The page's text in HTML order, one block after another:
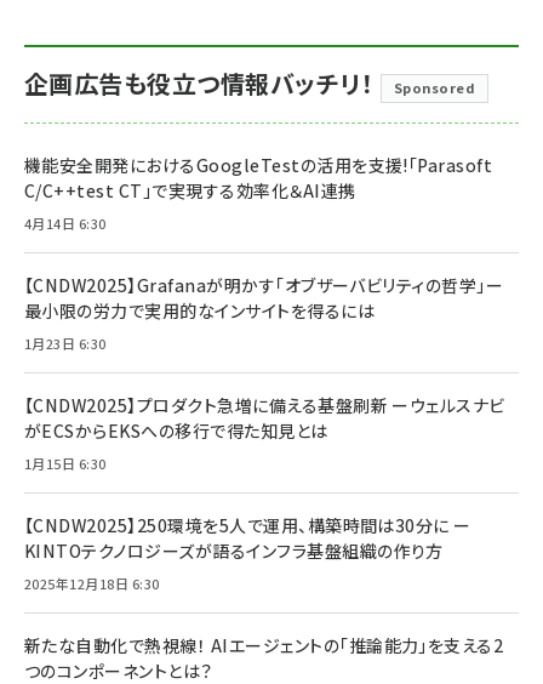
企画広告も役立つ情報バッチリ！ Sponsored
機能安全開発におけるGoogleTestの活用を支援!「Parasoft
C/C++test CT」で実現する効率化＆AI連携
4月14日 6:30
【CNDW2025】Grafanaが明かす「オブザーバビリティの哲学」ー
最小限の労力で実用的なインサイトを得るには
1月23日 6:30
【CNDW2025】プロダクト急増に備える基盤刷新 ーウェルスナビ
がECSからEKSへの移行で得た知見とは
1月15日 6:30
【CNDW2025】250環境を5人で運用、構築時間は30分に ー
KINTOテクノロジーズが語るインフラ基盤組織の作り方
2025年12月18日 6:30
新たな自動化で熱視線！ AIエージェントの「推論能力」を支える2
つのコンポーネントとは？